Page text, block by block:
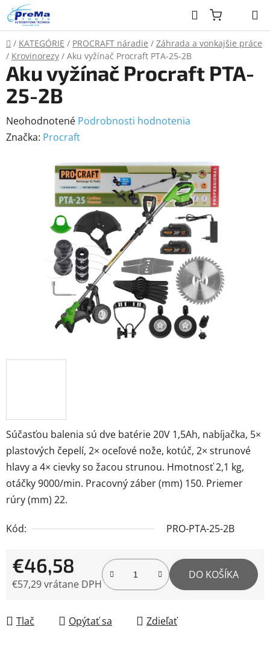
Prejsť
na
obsah
Hľadať
Domov
/ KATEGÓRIE / PROCRAFT náradie / Záhrada a vonkajšie práce
/ Krovinorezy / Aku vyžínač Procraft PTA-25-2B
Súčasťou balenia sú dve batérie 20V 1,5Ah, nabíjačka, 5×
plastových čepelí, 2× oceľové nože, kotúč, 2× strunové
hlavy a 4× cievky so žacou strunou. Hmotnosť 2,1 kg,
otáčky 9000/min. Pracovný záber (mm) 150. Priemer
rúry (mm) 22.
Kód: PRO-PTA-25-2B
€46,58
€57,29 vrátane DPH
DO KOŠÍKA
Tlač Opýtať sa Zdieľať
Aku vyžínač Procraft PTA-
25-2B
Priemerné
hodnotenie
hviezdičiek.
Neohodnotené Podrobnosti hodnotenia
Značka: Procraft